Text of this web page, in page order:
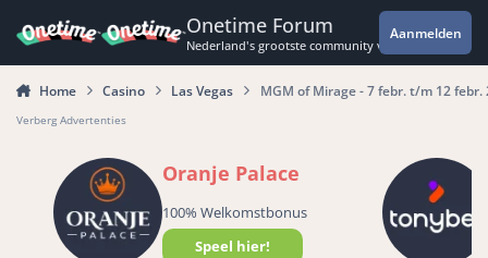
Onetime Forum
Nederland's grootste community voor de
Aanmelden
Home Casino Las Vegas MGM of Mirage - 7 febr. t/m 12 febr.
Verberg Advertenties
Oranje Palace
100% Welkomstbonus
Speel hier!